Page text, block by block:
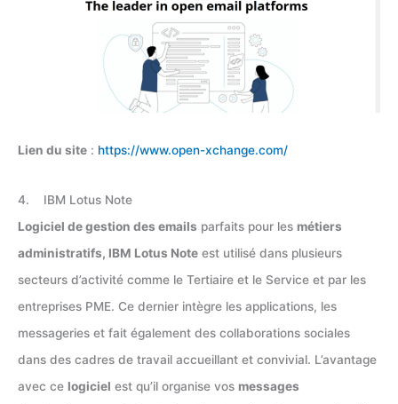
Lien du site : https://www.open-xchange.com/
4. IBM Lotus Note
Logiciel de gestion des emails parfaits pour les métiers
administratifs, IBM Lotus Note est utilisé dans plusieurs
secteurs d’activité comme le Tertiaire et le Service et par les
entreprises PME. Ce dernier intègre les applications, les
messageries et fait également des collaborations sociales
dans des cadres de travail accueillant et convivial. L’avantage
avec ce logiciel est qu’il organise vos messages